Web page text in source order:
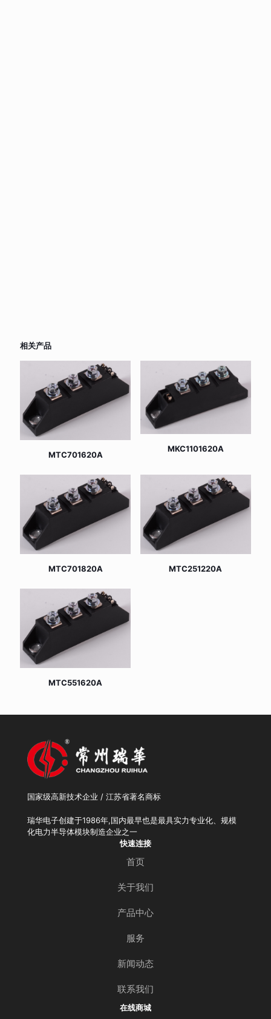
相关产品
MTC701620A
MKC1101620A
MTC701820A MTC251220A
MTC551620A
国家级高新技术企业 / 江苏省著名商标
瑞华电子创建于1986年,国内最早也是最具实力专业化、规模
化电力半导体模块制造企业之一
快速连接
首页
关于我们
产品中心
服务
新闻动态
联系我们
在线商城